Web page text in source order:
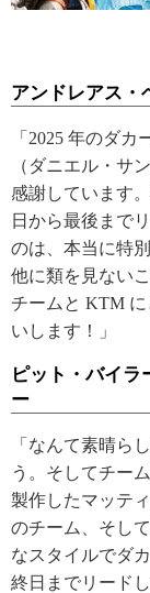
アンドレアス・
「2025 年のダ
（ダニエル・サ
感謝しています
日から最後まで
のは、本当に特
他に類を見ない
チームと KTM
いします！」
ピット・バイラ
ー
「なんて素晴ら
う。そしてチー
製作したマッテ
のチーム、そし
なスタイルでダ
終日までリード